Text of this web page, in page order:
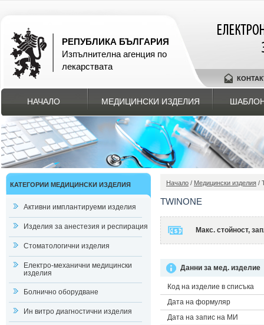
РЕПУБЛИКА БЪЛГАРИЯ
Изпълнителна агенция по
лекарствата
НАЧАЛО МЕДИЦИНСКИ ИЗДЕЛИЯ
КАТЕГОРИИ МЕДИЦИНСКИ ИЗДЕЛИЯ
Активни имплантируеми изделия
Изделия за анестезия и респирация
Стоматологични изделия
Електро-механични медицински
изделия
Болнично оборудване
Ин витро диагностични изделия
Начало / Медицински изделия /
TWINONE
Макс. стойност,
Данни за мед. изделие
Код на изделие в списъка
Дата на формуляр
Дата на запис на МИ